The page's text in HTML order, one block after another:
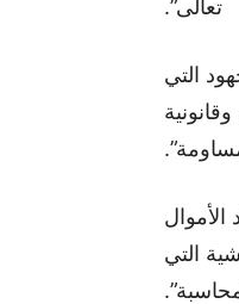
تعالى”.
التي
التي